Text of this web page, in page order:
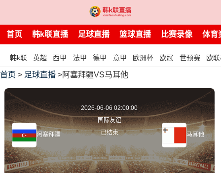
首页 韩k联直播 足球直播 篮球直播 比赛录像 体育
韩k联 英超 西甲 法甲 德甲 意甲 欧洲杯 欧冠 世预赛 欧
首页 > 足球直播 >阿塞拜疆VS马耳他
阿塞拜疆
2026-06-06 02:00:00
国际友谊
已结束
马耳他